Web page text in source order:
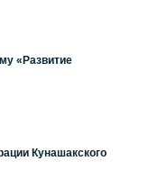
«Развитие
Кунашакского